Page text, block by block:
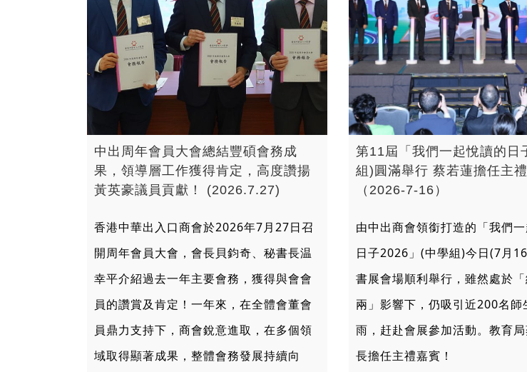
中出周年會員大會總結豐碩會務成
果，領導層工作獲得肯定，高度讚揚
黃英豪議員貢獻！ (2026.7.27)
香港中華出入口商會於2026年7月27日召
開周年會員大會，會長貝鈞奇、秘書長温
幸平介紹過去一年主要會務，獲得與會會
員的讚賞及肯定！一年來，在全體會董會
員鼎力支持下，商會銳意進取，在多個領
域取得顯著成果，整體會務發展持續向
第11屆「我們一起悅讀的日
組)圓滿舉行 蔡若蓮擔任主
（2026-7-16）
由中出商會領銜打造的「我們
日子2026」(中學組)今日(7月
書展會場順利舉行，雖然處於
兩」影響下，仍吸引近200名師
雨，赶赴會展參加活動。教育
長擔任主禮嘉賓！